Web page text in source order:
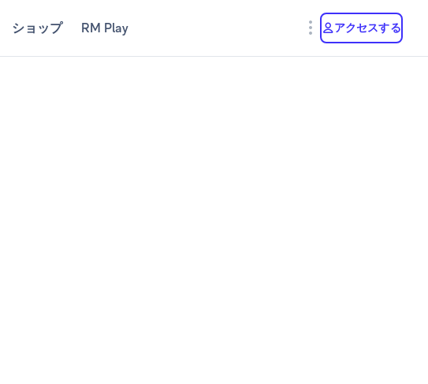
ショップ RM Play アクセスする